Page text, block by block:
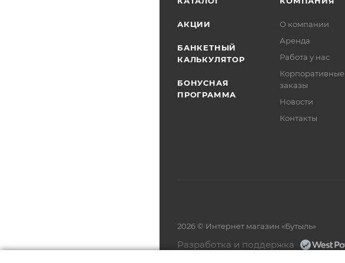
АКЦИИ
БАНКЕТНЫЙ
КАЛЬКУЛЯТОР
БОНУСНАЯ
ПРОГРАММА
О компании
Аренда
Работа у нас
Корпоративные
заказы
Новости
Контакты
2026 © Интернет магазин «Бутыль»
Разработка и поддержка